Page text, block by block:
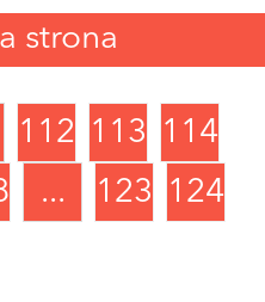
strona
112 113
114
... 123
124